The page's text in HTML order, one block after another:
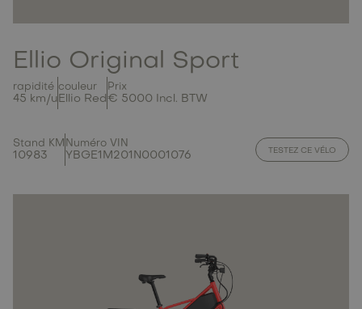
Ellio Original Sport
rapidité
45 km/u
couleur
Ellio Red
Prix
€ 5000 Incl. BTW
Stand KM
10983
Numéro VIN
YBGE1M201N0001076
TESTEZ CE VÉLO